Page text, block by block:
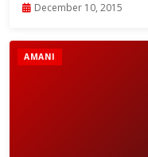
December 10, 2015
AMANI